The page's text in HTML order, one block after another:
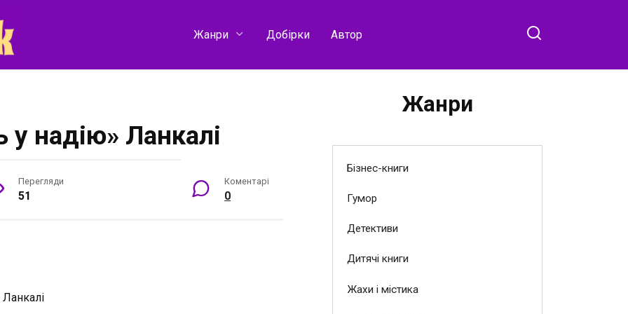
Жанри Добірки Автор
у надію» Ланкалі
Перегляди
51
Коментарі
0
Ланкалі
Жанри
Бізнес-книги
Гумор
Детективи
Дитячі книги
Жахи і містика